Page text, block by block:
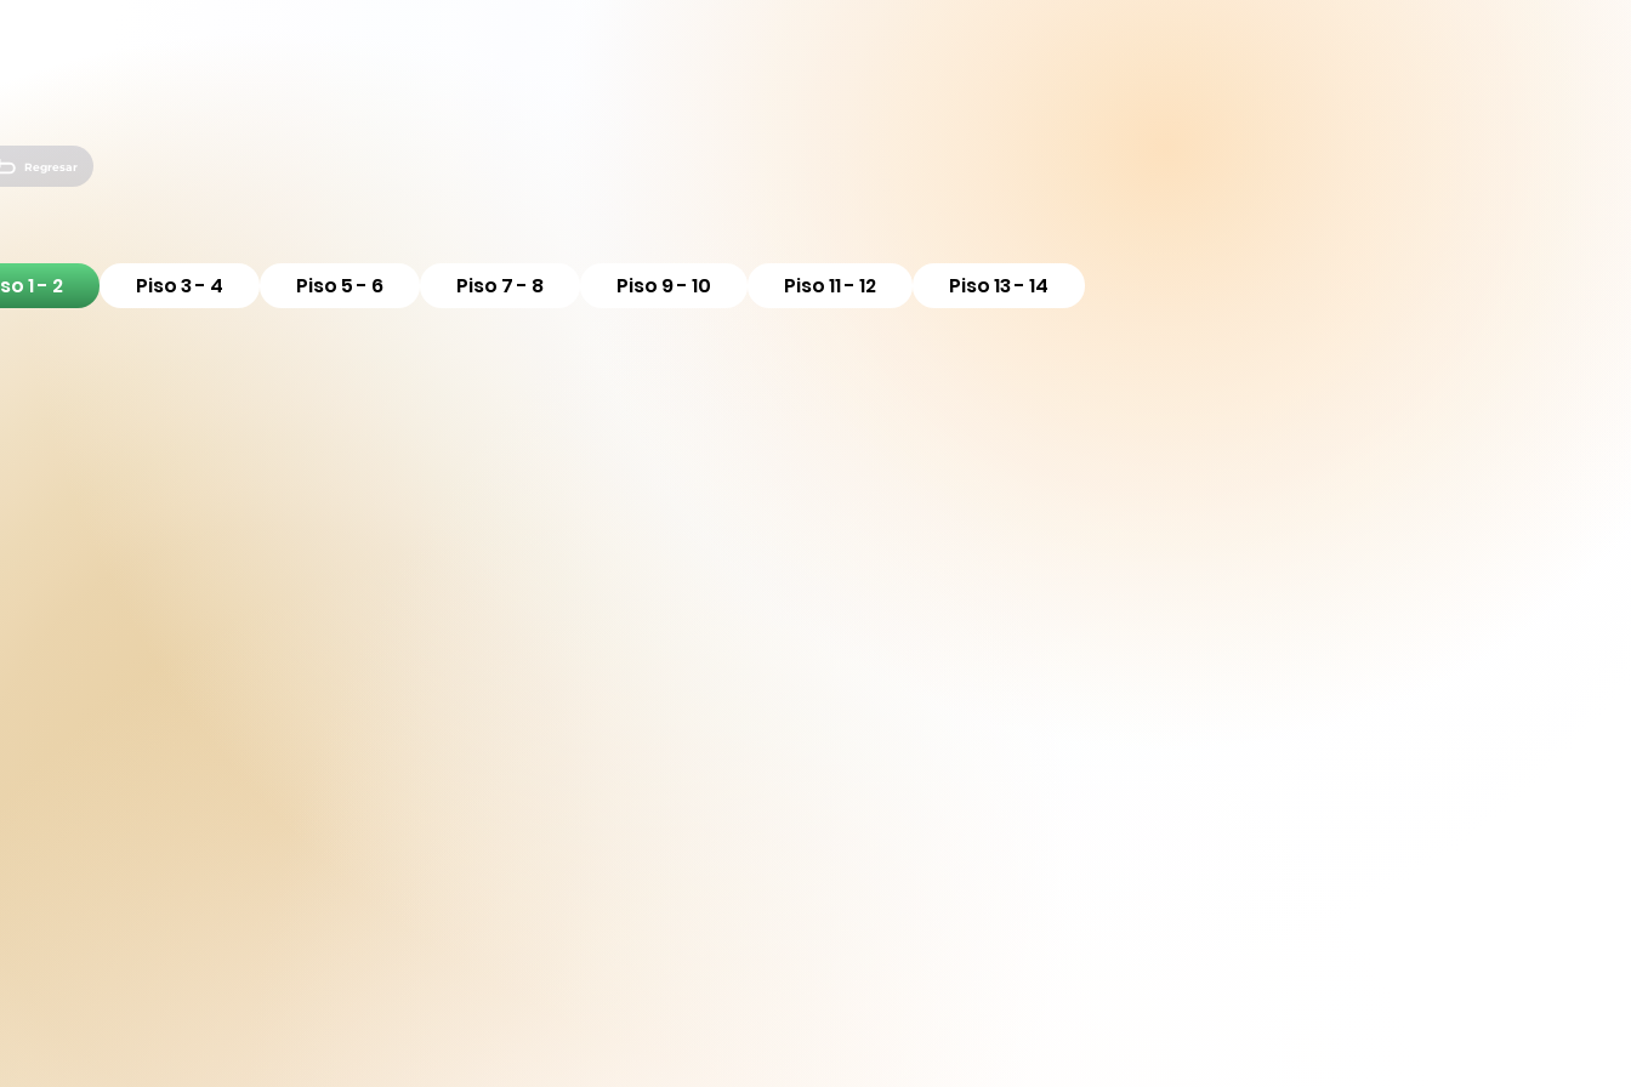
Regresar
1 - 2 Piso 3 - 4 Piso 5 - 6 Piso 7 - 8 Piso 9 - 10 Piso 11 - 12 Piso 13 - 14